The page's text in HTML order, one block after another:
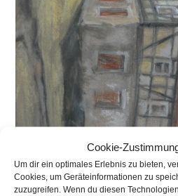
Cookie-
Um dir ein optimales Erlebnis zu bieten,
Cookies, um Geräteinformationen zu
zuzugreifen. Wenn du diesen